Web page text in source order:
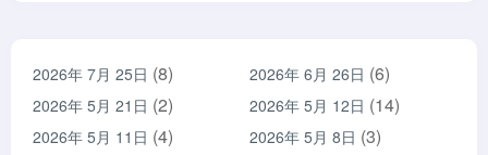
2026年 7月 25日 (8) 2026年 6月 26日 (6)
2026年 5月 21日 (2) 2026年 5月 12日 (14)
2026年 5月 11日 (4) 2026年 5月 8日 (3)